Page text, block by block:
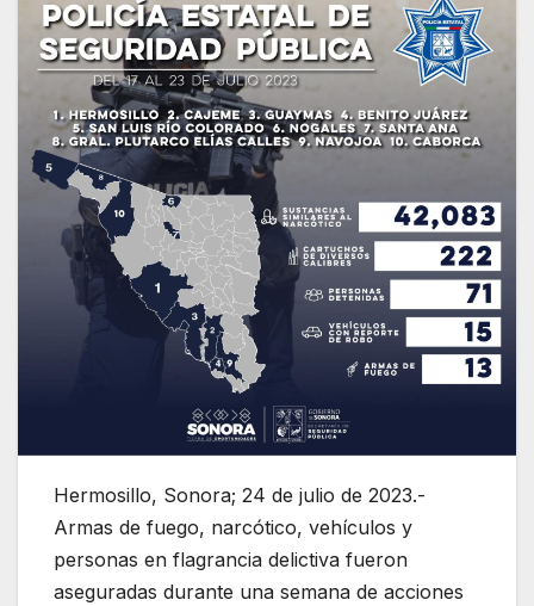
Hermosillo, Sonora; 24 de julio de 2023.-
Armas de fuego, narcótico, vehículos y
personas en flagrancia delictiva fueron
aseguradas durante una semana de acciones